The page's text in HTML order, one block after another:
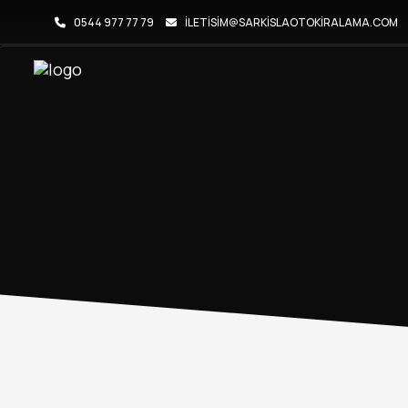
0544 977 77 79 ILETISIM@SARKISLAOTOKIRALAMA.COM